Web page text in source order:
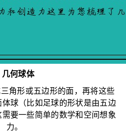
几何球体
角形或五边形的面，再将这些
球（比如足球的形状是由五边
要一些简单的数学和空间想象
力。